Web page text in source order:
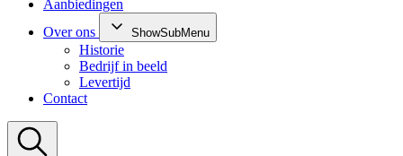
Aanbiedingen
Over ons
ShowSubMenu
Historie
Bedrijf in beeld
Levertijd
Contact